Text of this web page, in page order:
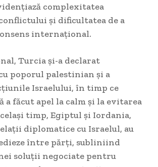
complexitatea
și dificultatea de a
internațional.
Turcia și-a declarat
poporul palestinian și a
Israelului, în timp ce
a făcut apel la calm și la evitarea
timp, Egiptul și Iordania,
diplomatice cu Israelul, au
între părți, subliniind
soluții negociate pentru